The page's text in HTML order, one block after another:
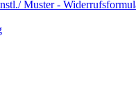
Muster -